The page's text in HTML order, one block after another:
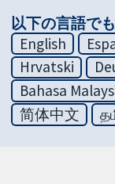
以下の言語で
English
Hrvatski
Bahasa
简体中文